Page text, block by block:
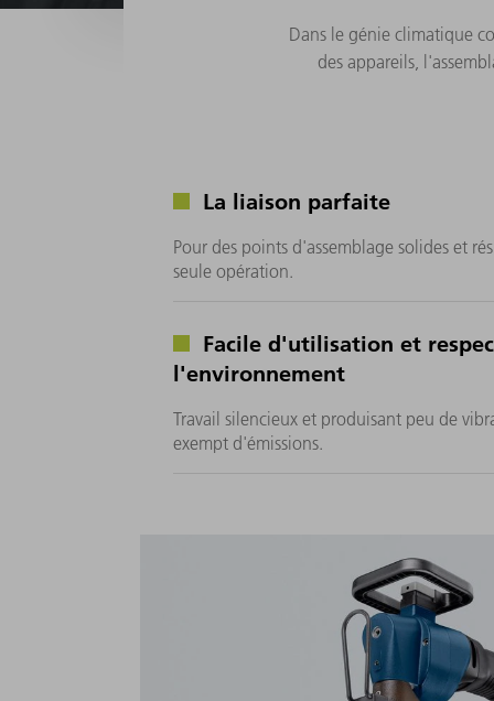
Dans le génie climatique
des appareils,
La liaison parfaite
Pour des points d'assemblage solides et
seule opération.
Facile d'utilisation et
l'environnement
Travail silencieux et produisant peu de
exempt d'émissions.